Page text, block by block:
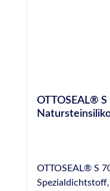
OTTOSEAL®
OTTOSEAL® S